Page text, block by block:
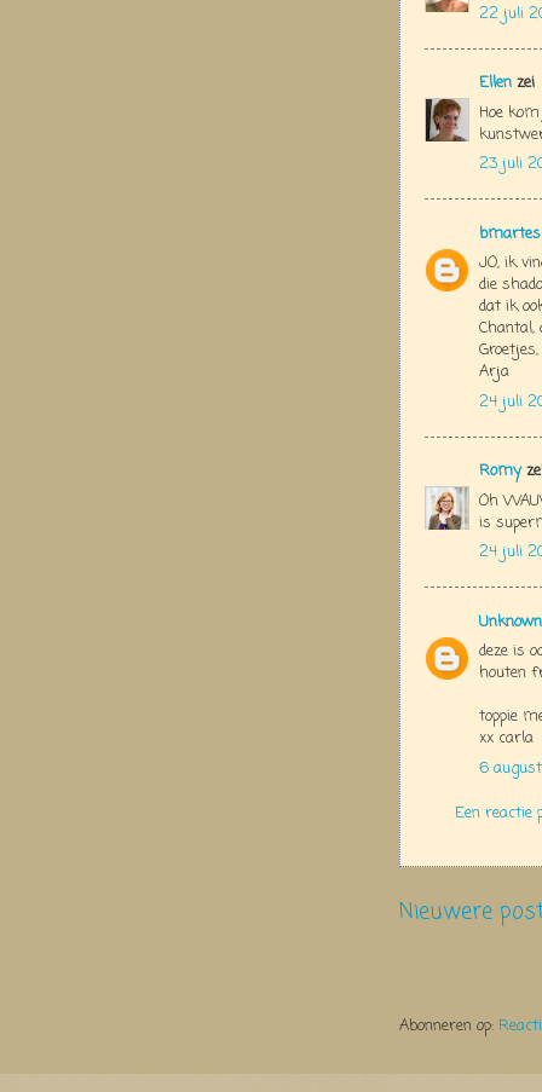
22 juli
Ellen zei
Hoe
23 juli
bmartes
JO, ik
die
dat ik
Chantal,
Groetjes,
Arja
24 juli
Romy
Oh
is
24 juli
Unknown
deze is
houten
toppie
xx carla
6
Een reactie
Nieuwere
Abonneren op: